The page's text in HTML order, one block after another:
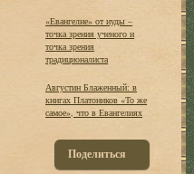
«Евангелие» от иуды –
точка зрения ученого и
точка зрения
традиционалиста
Августин Блаженный: в
книгах Платоников «То же
самое», что в Евангелиях
Поделиться